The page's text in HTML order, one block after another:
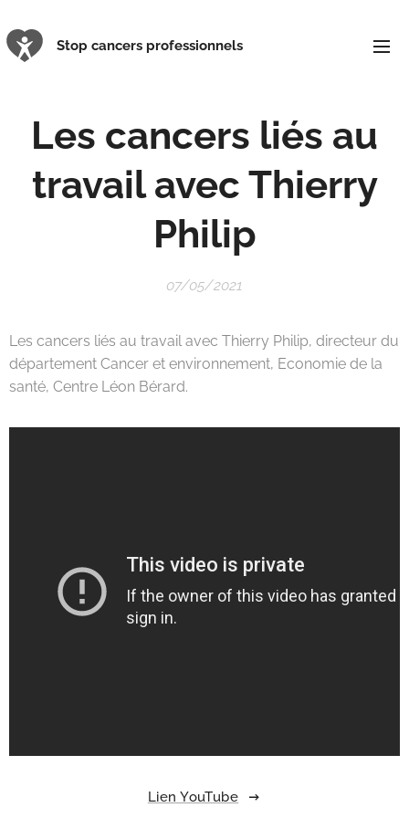
Stop cancers professionnels
Les cancers liés au
travail avec Thierry
Philip
07/05/2021
Les cancers liés au travail avec Thierry Philip, directeur du
département Cancer et environnement, Economie de la
santé, Centre Léon Bérard.
Lien YouTube